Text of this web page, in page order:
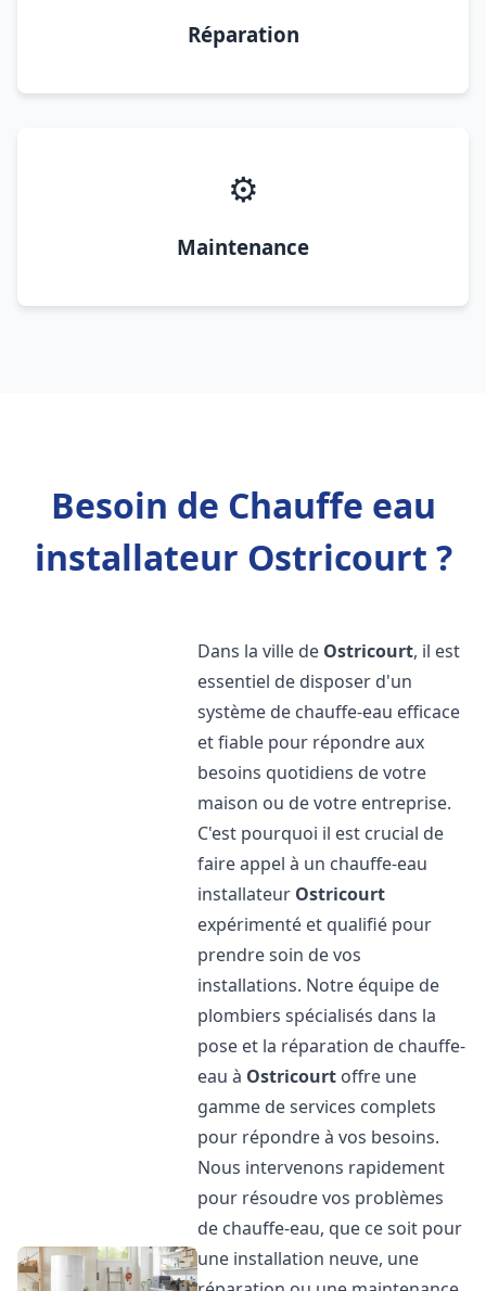
Réparation
⚙️
Maintenance
Besoin de Chauffe eau
installateur Ostricourt ?
Dans la ville de Ostricourt, il est
essentiel de disposer d'un
système de chauffe-eau efficace
et fiable pour répondre aux
besoins quotidiens de votre
maison ou de votre entreprise.
C'est pourquoi il est crucial de
faire appel à un chauffe-eau
installateur Ostricourt
expérimenté et qualifié pour
prendre soin de vos
installations. Notre équipe de
plombiers spécialisés dans la
pose et la réparation de chauffe-
eau à Ostricourt offre une
gamme de services complets
pour répondre à vos besoins.
Nous intervenons rapidement
pour résoudre vos problèmes
de chauffe-eau, que ce soit pour
une installation neuve, une